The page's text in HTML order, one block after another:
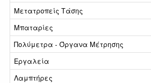
Μετατροπείς Τάσης
Μπαταρίες
Πολύμετρα - Όργανα Μέτρησης
Εργαλεία
Λαμπτήρες